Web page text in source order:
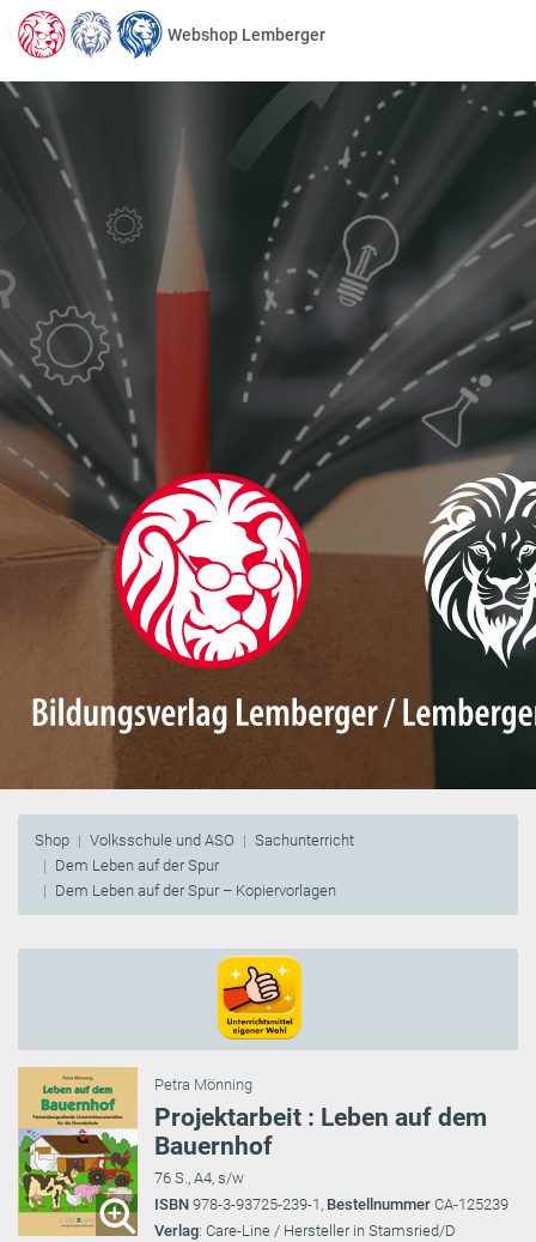
Webshop Lemberger
Shop Volksschule und ASO
Sachunterricht
Dem Leben auf der Spur
Dem Leben auf der Spur – Kopiervorlagen
Petra Mönning
Projektarbeit : Leben auf dem
Bauernhof
76 S., A4, s/w
ISBN 978-3-93725-239-1, Bestellnummer CA-125239
Verlag: Care-Line / Hersteller in Stamsried/D